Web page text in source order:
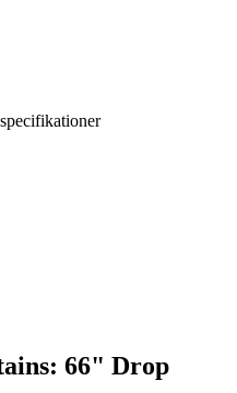
66" Drop